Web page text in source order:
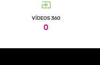
VÍDEOS 360
0